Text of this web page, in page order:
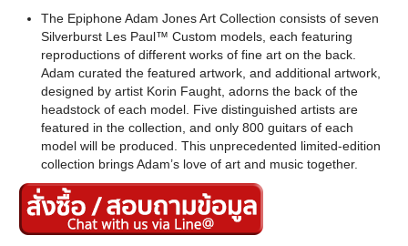
The Epiphone Adam Jones Art Collection consists of seven
Silverburst Les Paul™ Custom models, each featuring
reproductions of different works of fine art on the back.
Adam curated the featured artwork, and additional artwork,
designed by artist Korin Faught, adorns the back of the
headstock of each model. Five distinguished artists are
featured in the collection, and only 800 guitars of each
model will be produced. This unprecedented limited-edition
collection brings Adam’s love of art and music together.